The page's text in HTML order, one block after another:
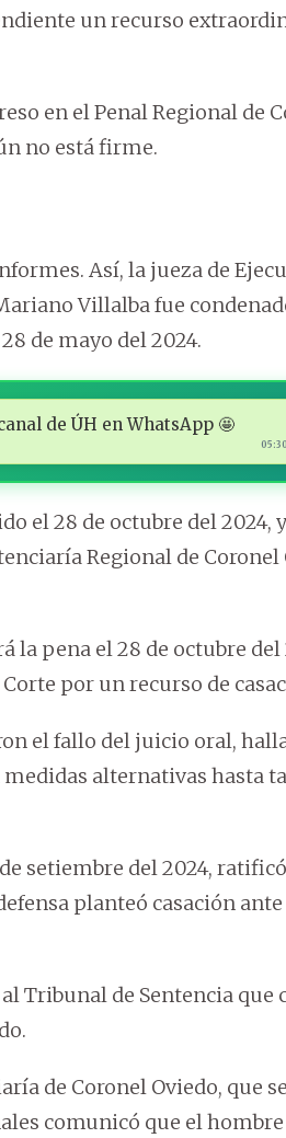
un recurso
en el Penal Regional de
no está firme.
Así, la jueza de
Villalba fue
de mayo del 2024.
de ÚH en WhatsApp 🤩
05:30
el 28 de octubre del 2024,
Regional de Coronel
pena el 28 de octubre del
por un recurso de
el fallo del juicio oral,
alternativas hasta
setiembre del 2024,
planteó casación ante
Tribunal de Sentencia que
de Coronel Oviedo, que
comunicó que el